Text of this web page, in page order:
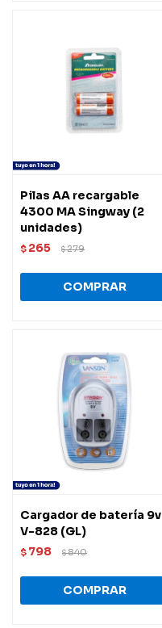
Pilas AA recargable
4300 MA Singway (2
unidades)
$ 265 $279
Cargador de batería 9v
V-828 (GL)
$ 798 $840